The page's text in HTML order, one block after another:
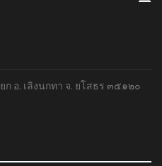
อ. เลิงนกทา จ. ยโสธร ๓๕๑๒๐